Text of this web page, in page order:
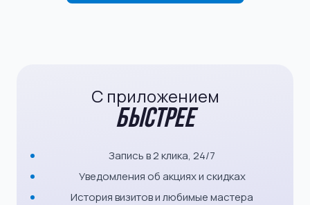
С приложением
быстрее
Запись в 2 клика, 24/7
Уведомления об акциях и скидках
История визитов и любимые мастера